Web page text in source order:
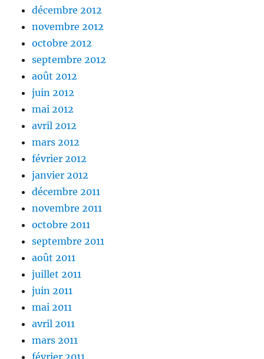
décembre 2012
novembre 2012
octobre 2012
septembre 2012
août 2012
juin 2012
mai 2012
avril 2012
mars 2012
février 2012
janvier 2012
décembre 2011
novembre 2011
octobre 2011
septembre 2011
août 2011
juillet 2011
juin 2011
mai 2011
avril 2011
mars 2011
février 2011